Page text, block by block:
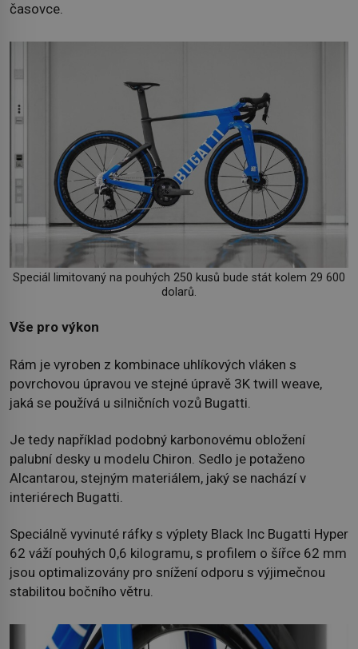
časovce.
Speciál limitovaný na pouhých 250 kusů bude stát kolem 29 600
dolarů.
Vše pro výkon
Rám je vyroben z kombinace uhlíkových vláken s
povrchovou úpravou ve stejné úpravě 3K twill weave,
jaká se používá u silničních vozů Bugatti.
Je tedy například podobný karbonovému obložení
palubní desky u modelu Chiron. Sedlo je potaženo
Alcantarou, stejným materiálem, jaký se nachází v
interiérech Bugatti.
Speciálně vyvinuté ráfky s výplety Black Inc Bugatti Hyper
62 váží pouhých 0,6 kilogramu, s profilem o šířce 62 mm
jsou optimalizovány pro snížení odporu s výjimečnou
stabilitou bočního větru.